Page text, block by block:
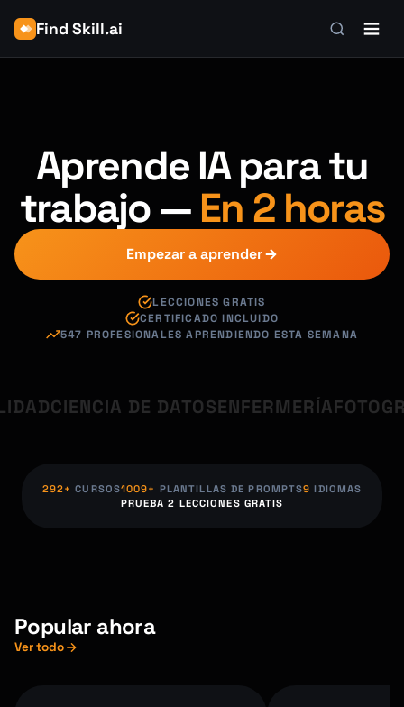
Find Skill.ai
Aprende IA para tu
trabajo — En 2 horas
Empezar a aprender
LECCIONES GRATIS
CERTIFICADO INCLUIDO
547 PROFESIONALES APRENDIENDO ESTA SEMANA
CIENCIA DE DATOSENFERMERÍA
292+ CURSOS1009+ PLANTILLAS DE PROMPTS9 IDIOMAS
PRUEBA 2 LECCIONES GRATIS
Popular ahora
Ver todo